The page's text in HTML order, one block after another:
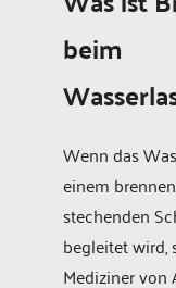
beim
Wenn das
einem
stechenden
begleitet wird,
Mediziner von